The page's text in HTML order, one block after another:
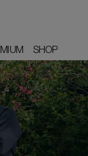
SHOP
SHOP